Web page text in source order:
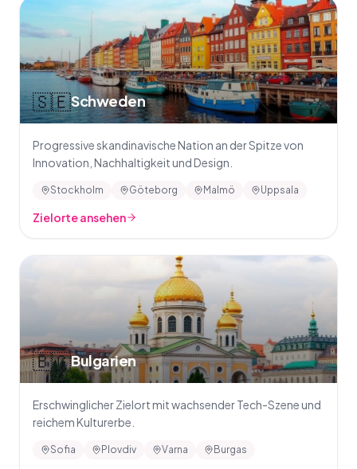
🇸🇪Schweden
Progressive skandinavische Nation an der Spitze von
Innovation, Nachhaltigkeit und Design.
Stockholm Göteborg Malmö Uppsala
Zielorte ansehen
🇧🇬Bulgarien
Erschwinglicher Zielort mit wachsender Tech-Szene und
reichem Kulturerbe.
Sofia Plovdiv Varna Burgas